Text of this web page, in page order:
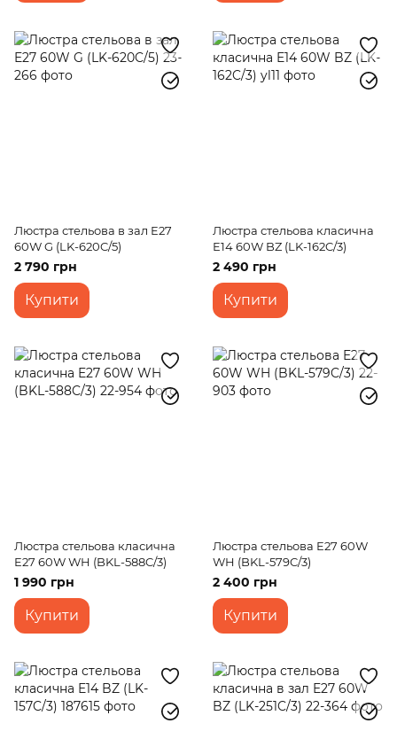
Люстра стельова в зал E27
60W G (LK-620C/5)
2 790 грн
Купити
Люстра стельова класична
E14 60W BZ (LK-162C/3)
2 490 грн
Купити
Люстра стельова класична
E27 60W WH (BKL-588C/3)
1 990 грн
Купити
Люстра стельова E27 60W
WH (BKL-579C/3)
2 400 грн
Купити